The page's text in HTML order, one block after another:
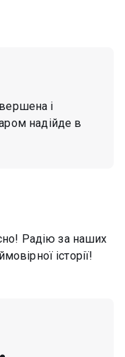
і
надійде в
Радію за наших
історії!